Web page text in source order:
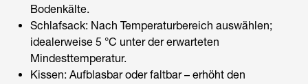
Bodenkälte.
Schlafsack: Nach Temperaturbereich auswählen;
idealerweise 5 °C unter der erwarteten
Mindesttemperatur.
Kissen: Aufblasbar oder faltbar – erhöht den